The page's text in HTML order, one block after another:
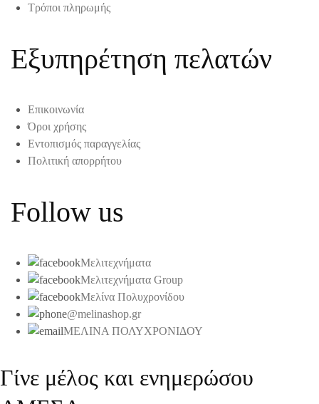
Τρόποι πληρωμής
Εξυπηρέτηση πελατών
Επικοινωνία
Όροι χρήσης
Εντοπισμός παραγγελίας
Πολιτική απορρήτου
Follow us
Μελιτεχνήματα
Μελιτεχνήματα Group
Μελίνα Πολυχρονίδου
@melinashop.gr
ΜΕΛΙΝΑ ΠΟΛΥΧΡΟΝΙΔΟΥ
Γίνε μέλος και ενημερώσου